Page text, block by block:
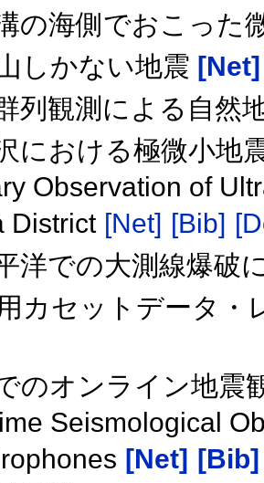
の海側でおこった
しかない地震 [Net]
列観測による自然
における極微小地
Observation of
District [Net] [Bib]
洋での大測線爆破
カセットデータ
のオンライン地震
Seismological
[Net] [Bib]